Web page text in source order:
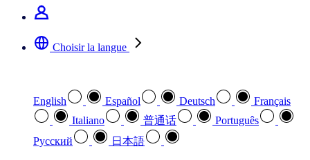
Choisir la langue
English Español Deutsch
Français
Italiano
普通话
Português
Pусский
日本語